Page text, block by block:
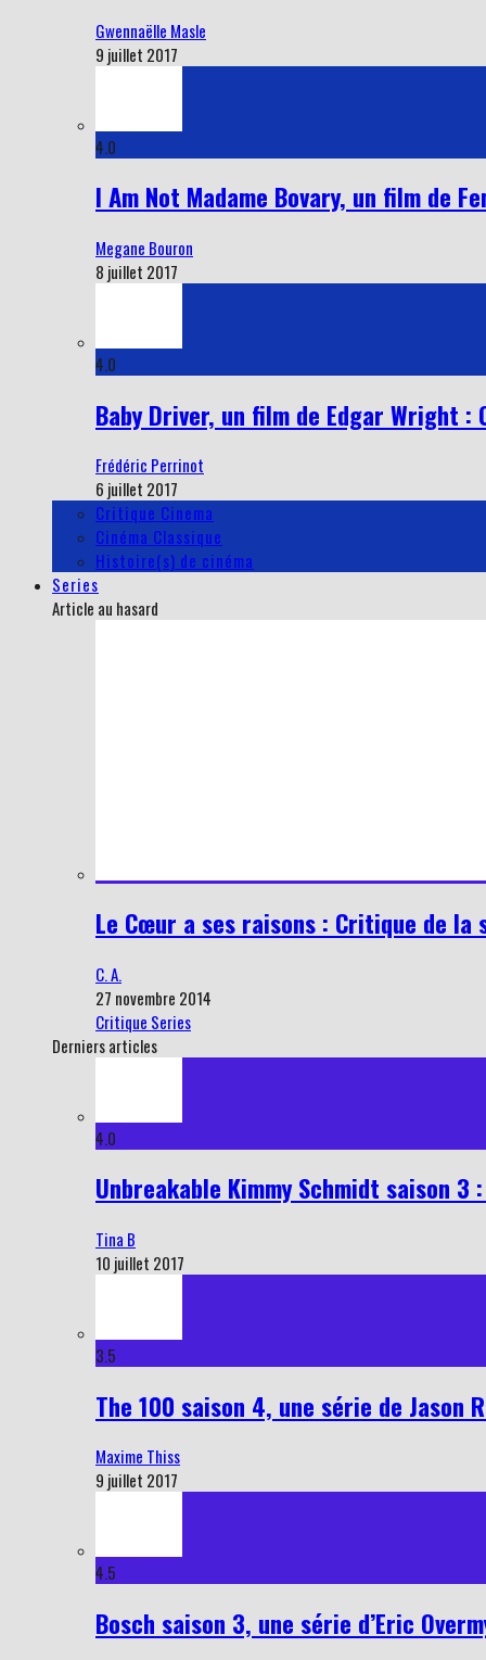
Gwennaëlle Masle
9 juillet 2017
4.0
I Am Not Madame Bovary, un film de
Megane Bouron
8 juillet 2017
4.0
Baby Driver, un film de Edgar Wright :
Frédéric Perrinot
6 juillet 2017
Critique Cinema
Cinéma Classique
Histoire(s) de cinéma
Series
Article au hasard
Le Cœur a ses raisons : Critique de la
C. A.
27 novembre 2014
Critique Series
Derniers articles
4.0
Unbreakable Kimmy Schmidt saison 3
Tina B
10 juillet 2017
3.5
The 100 saison 4, une série de Jason
Maxime Thiss
9 juillet 2017
4.5
Bosch saison 3, une série d’Eric